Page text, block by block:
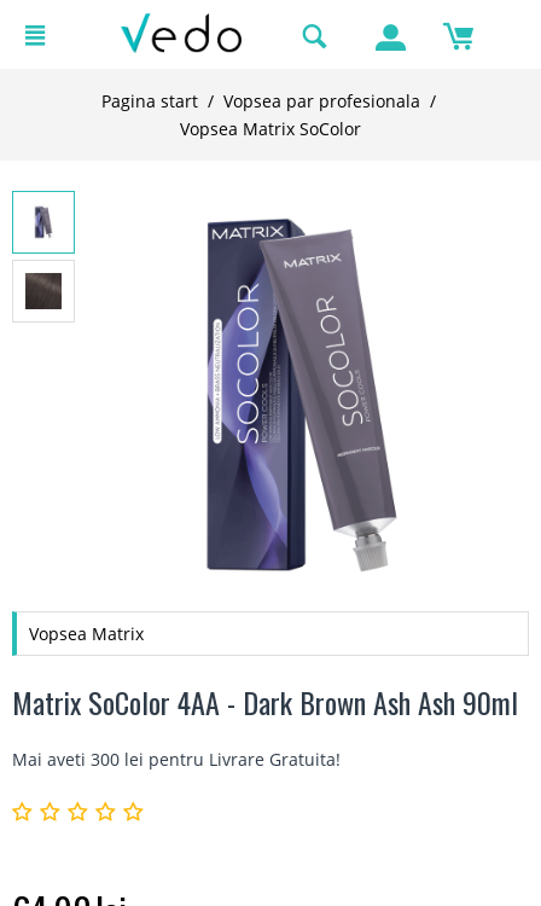
Pagina start / Vopsea par profesionala /
Vopsea Matrix SoColor
Vopsea Matrix
Matrix SoColor 4AA - Dark Brown Ash Ash 90ml
Mai aveti 300 lei pentru Livrare Gratuita!